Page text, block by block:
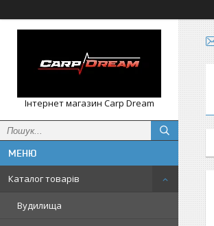
Інтернет магазин Carp Dream
Каталог товарів
Вудилища